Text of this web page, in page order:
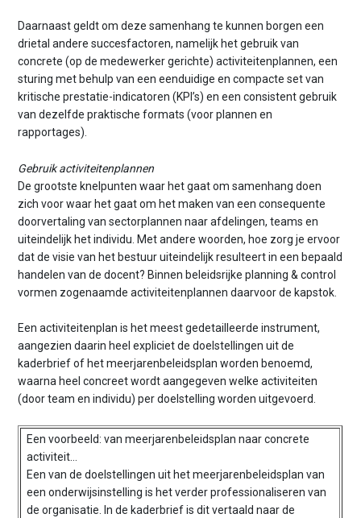
Daarnaast geldt om deze samenhang te kunnen borgen een
drietal andere succesfactoren, namelijk het gebruik van
concrete (op de medewerker gerichte) activiteitenplannen, een
sturing met behulp van een eenduidige en compacte set van
kritische prestatie-indicatoren (KPI’s) en een consistent gebruik
van dezelfde praktische formats (voor plannen en
rapportages).
Gebruik activiteitenplannen
De grootste knelpunten waar het gaat om samenhang doen
zich voor waar het gaat om het maken van een consequente
doorvertaling van sectorplannen naar afdelingen, teams en
uiteindelijk het individu. Met andere woorden, hoe zorg je ervoor
dat de visie van het bestuur uiteindelijk resulteert in een bepaald
handelen van de docent? Binnen beleidsrijke planning & control
vormen zogenaamde activiteitenplannen daarvoor de kapstok.
Een activiteitenplan is het meest gedetailleerde instrument,
aangezien daarin heel expliciet de doelstellingen uit de
kaderbrief of het meerjarenbeleidsplan worden benoemd,
waarna heel concreet wordt aangegeven welke activiteiten
(door team en individu) per doelstelling worden uitgevoerd.
Een voorbeeld: van meerjarenbeleidsplan naar concrete
activiteit…
Een van de doelstellingen uit het meerjarenbeleidsplan van
een onderwijsinstelling is het verder professionaliseren van
de organisatie. In de kaderbrief is dit vertaald naar de